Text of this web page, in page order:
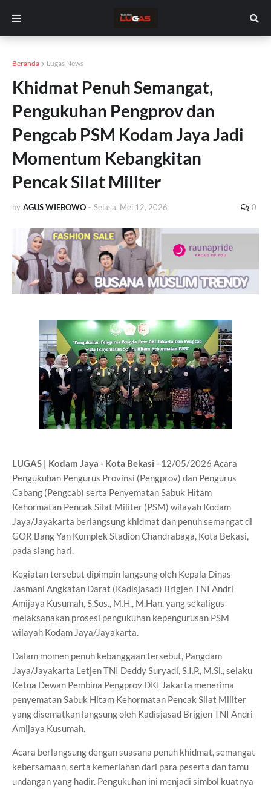
Beranda Lugas News
Khidmat Penuh Semangat,
Pengukuhan Pengprov dan
Pengcab PSM Kodam Jaya Jadi
Momentum Kebangkitan
Pencak Silat Militer
by AGUS WIEBOWO - Selasa, Mei 12, 2026 0
LUGAS | Kodam Jaya - Kota Bekasi - 12/05/2026 Acara
Pengukuhan Pengurus Provinsi (Pengprov) dan Pengurus
Cabang (Pengcab) serta Penyematan Sabuk Hitam
Kehormatan Pencak Silat Militer (PSM) wilayah Kodam
Jaya/Jayakarta berlangsung khidmat dan penuh semangat di
GOR Bang Yan Komplek Stadion Chandrabaga, Kota Bekasi,
pada siang hari.
Kegiatan tersebut dipimpin langsung oleh Kepala Dinas
Jasmani Angkatan Darat (Kadisjasad) Brigjen TNI Andri
Amijaya Kusumah, S.Sos., M.H., M.Han. yang sekaligus
melaksanakan prosesi pengukuhan kepengurusan PSM
wilayah Kodam Jaya/Jayakarta.
Dalam momen penuh kebanggaan tersebut, Pangdam
Jaya/Jayakarta Letjen TNI Deddy Suryadi, S.I.P., M.Si., selaku
Ketua Dewan Pembina Pengprov DKI Jakarta menerima
penyematan Sabuk Hitam Kehormatan Pencak Silat Militer
yang disematkan langsung oleh Kadisjasad Brigjen TNI Andri
Amijaya Kusumah.
Acara berlangsung dengan suasana penuh khidmat, semangat
kebersamaan, serta kemeriahan dari para peserta dan tamu
undangan yang hadir. Pengukuhan ini menjadi simbol kuatnya